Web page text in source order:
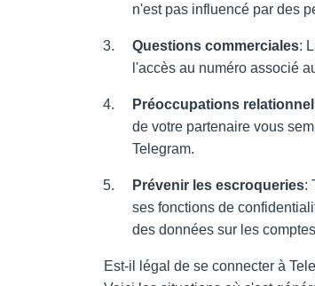
n'est pas influencé par des
Questions commerciales:
l'accès au numéro associé
Préoccupations
de votre partenaire vous
Telegram.
Prévenir les escroqueries:
ses fonctions de
des données sur les
Est-il légal de se connecter à